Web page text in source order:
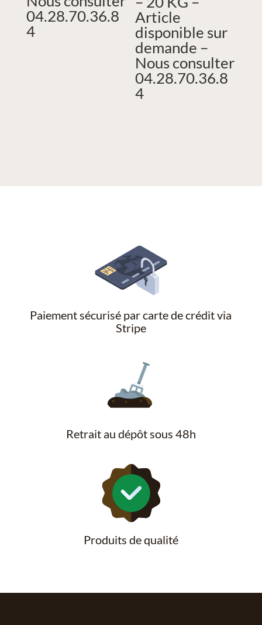
04.28.70.36.8
4
Article
disponible sur
demande –
Nous consulter
04.28.70.36.8
4
Paiement sécurisé par carte de crédit via
Stripe
Retrait au dépôt sous 48h
Produits de qualité